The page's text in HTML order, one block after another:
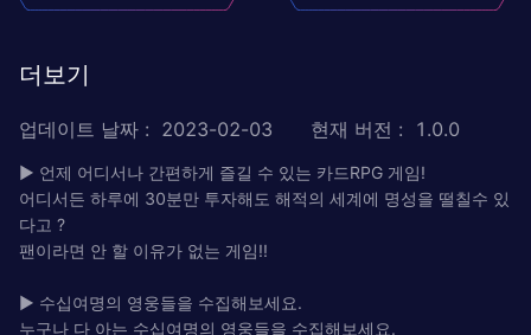
더보기
업데이트 날짜 : 2023-02-03 현재 버전 : 1.0.0
▶ 언제 어디서나 간편하게 즐길 수 있는 카드RPG 게임!
어디서든 하루에 30분만 투자해도 해적의 세계에 명성을 떨칠수 있
다고 ?
팬이라면 안 할 이유가 없는 게임!!
▶ 수십여명의 영웅들을 수집해보세요.
누구나 다 아는 수십여명의 영웅들을 수집해보세요.